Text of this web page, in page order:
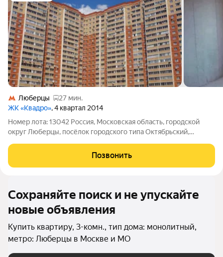
Люберцы
27 мин.
ЖК «Квадро», 4 квартал 2014
Номер лота: 13042 Россия, Московская область, городской
округ Люберцы, посёлок городского типа Октябрьский,
м.кв., Жилая площадь: 45.00 м.кв., Площадь кухни: 11.00 м.кв.
Продаётся 3-комнатная
Позвонить
Сохраняйте поиск и не упускайте
новые объявления
Купить квартиру, 3-комн., тип дома: монолитный,
метро: Люберцы в Москве и МО